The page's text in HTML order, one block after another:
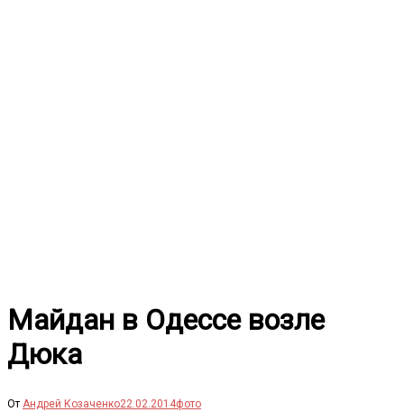
Майдан в Одессе возле
Дюка
От Андрей Козаченко22.02.2014фото